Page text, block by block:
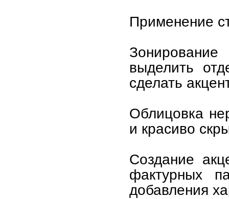
Применение
выделить
сделать
Облицовка
и красиво
Создание
фактурных
добавления